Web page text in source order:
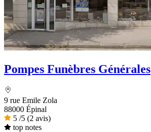
Pompes Funèbres Générales
9 rue Emile Zola
88000 Épinal
5 /5 (2 avis)
top notes